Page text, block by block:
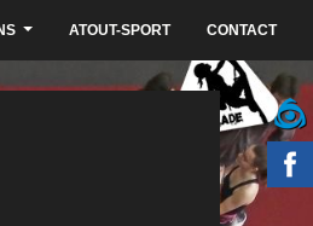
ATOUT-SPORT CONTACT